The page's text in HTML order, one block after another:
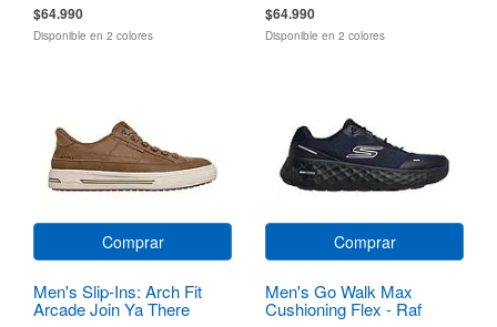
$64.990
Disponible en 2 colores
$64.990
Disponible en 2 colores
Comprar
Men's Slip-Ins: Arch Fit
Arcade Join Ya There
Comprar
Men's Go Walk Max
Cushioning Flex - Raf